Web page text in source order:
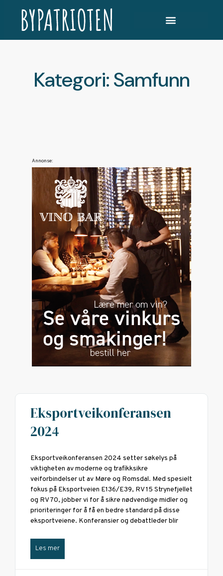
Kategori: Samfunn
Annonse:
Eksportveikonferansen
2024
Eksportveikonferansen 2024 setter søkelys på
viktigheten av moderne og trafikksikre
veiforbindelser ut av Møre og Romsdal. Med spesielt
fokus på Eksportveien E136/E39, RV 15 Strynefjellet
og RV 70, jobber vi for å sikre nødvendige midler og
prioriteringer for å få en bedre standard på disse
eksportveiene. Konferansier og debattleder blir
Les mer